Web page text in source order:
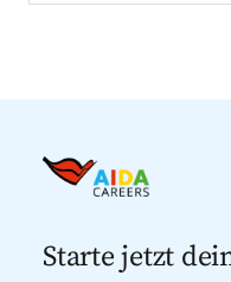
Starte jetzt